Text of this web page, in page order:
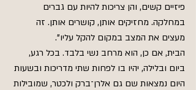
פיזיים קשים, והן צריכות להיות עם גברים
במחלקה. מחזיקים אותן, קושרים אותן. זה
מעצים את המצב במקום להקל עליו".
הבית, אם כן, הוא מרחב נשי בלבד. בכל רגע,
ביום ובלילה, יהיו בו לפחות שתי מדריכות ובשעות
היום נמצאות שם גם אלרן־ברק ולכטר, שמובילות